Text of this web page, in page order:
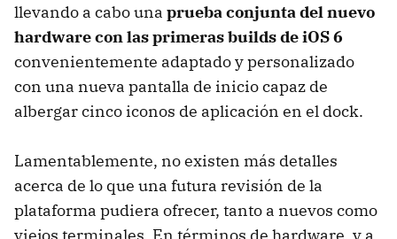
llevando a cabo una prueba conjunta del nuevo
hardware con las primeras builds de iOS 6
convenientemente adaptado y personalizado
con una nueva pantalla de inicio capaz de
albergar cinco iconos de aplicación en el dock.
Lamentablemente, no existen más detalles
acerca de lo que una futura revisión de la
plataforma pudiera ofrecer, tanto a nuevos como